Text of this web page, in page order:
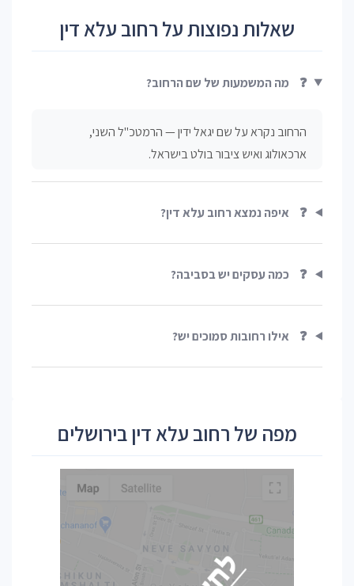
שאלות נפוצות על רחוב עלא דין
❓ מה המשמעות של שם הרחוב?
הרחוב נקרא על שם יגאל ידין — הרמטכ"ל השני,
ארכאולוג ואיש ציבור בולט בישראל.
❓ איפה נמצא רחוב עלא דין?
❓ כמה עסקים יש בסביבה?
❓ אילו רחובות סמוכים יש?
מפה של רחוב עלא דין בירושלים